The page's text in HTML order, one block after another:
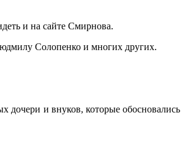
и на сайте Смирнова.
Солопенко и многих других.
дочери и внуков, которые обосновались